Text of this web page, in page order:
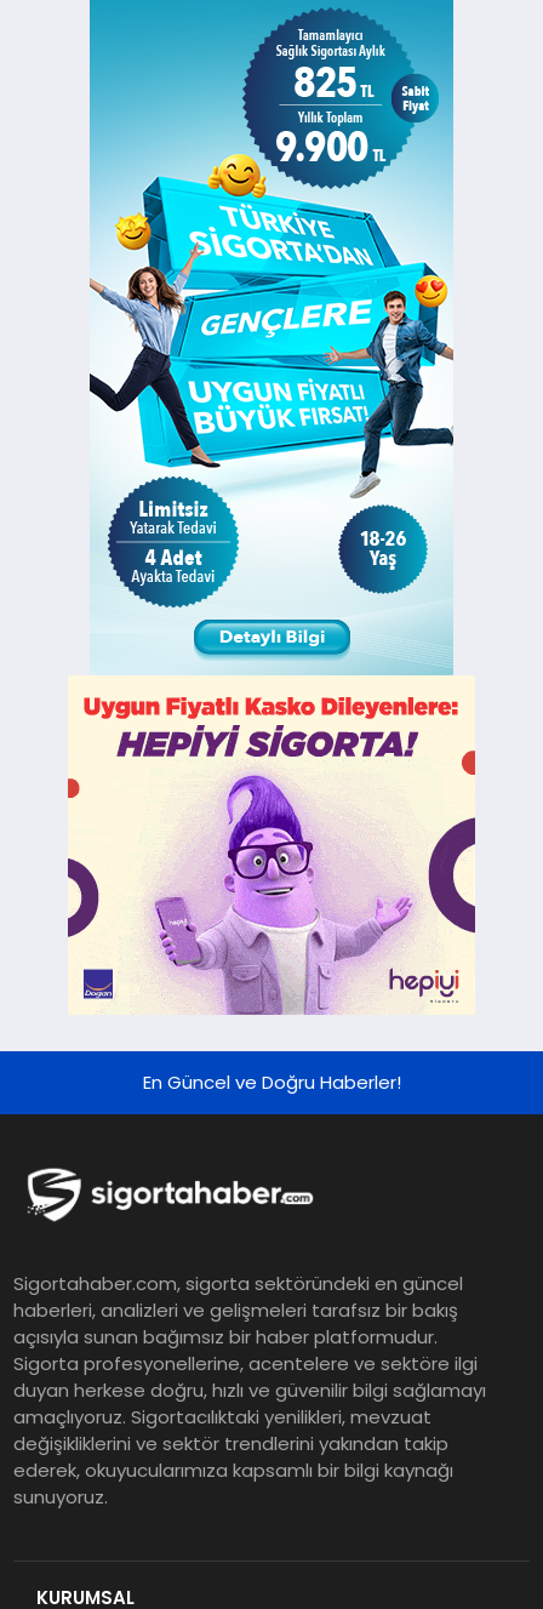
En Güncel ve Doğru Haberler!
Sigortahaber.com, sigorta sektöründeki en güncel
haberleri, analizleri ve gelişmeleri tarafsız bir bakış
açısıyla sunan bağımsız bir haber platformudur.
Sigorta profesyonellerine, acentelere ve sektöre ilgi
duyan herkese doğru, hızlı ve güvenilir bilgi sağlamayı
amaçlıyoruz. Sigortacılıktaki yenilikleri, mevzuat
değişikliklerini ve sektör trendlerini yakından takip
ederek, okuyucularımıza kapsamlı bir bilgi kaynağı
sunuyoruz.
KURUMSAL